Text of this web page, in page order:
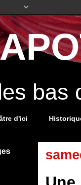
bas
d'ici